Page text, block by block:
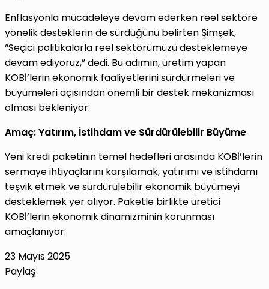
Enflasyonla mücadeleye devam ederken reel sektöre
yönelik desteklerin de sürdüğünü belirten Şimşek,
“Seçici politikalarla reel sektörümüzü desteklemeye
devam ediyoruz,” dedi. Bu adımın, üretim yapan
KOBİ’lerin ekonomik faaliyetlerini sürdürmeleri ve
büyümeleri açısından önemli bir destek mekanizması
olması bekleniyor.
Amaç: Yatırım, İstihdam ve Sürdürülebilir Büyüme
Yeni kredi paketinin temel hedefleri arasında KOBİ’lerin
sermaye ihtiyaçlarını karşılamak, yatırımı ve istihdamı
teşvik etmek ve sürdürülebilir ekonomik büyümeyi
desteklemek yer alıyor. Paketle birlikte üretici
KOBİ’lerin ekonomik dinamizminin korunması
amaçlanıyor.
23 Mayıs 2025
Paylaş